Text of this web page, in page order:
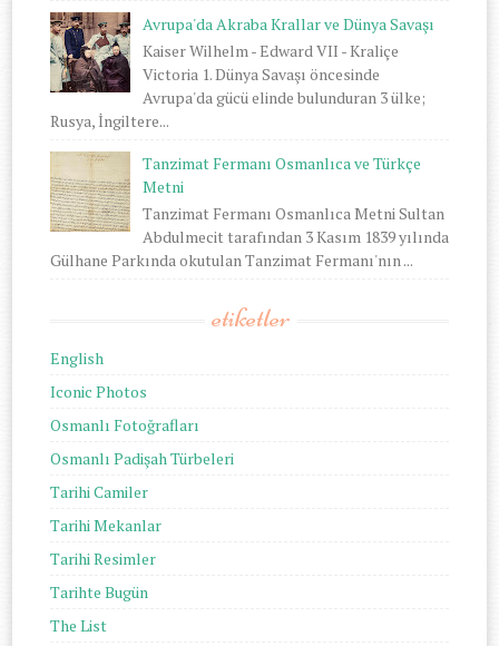
Avrupa'da Akraba Krallar ve Dünya Savaşı
Kaiser Wilhelm - Edward VII - Kraliçe
Victoria 1. Dünya Savaşı öncesinde
Avrupa'da gücü elinde bulunduran 3 ülke;
Rusya, İngiltere...
Tanzimat Fermanı Osmanlıca ve Türkçe
Metni
Tanzimat Fermanı Osmanlıca Metni Sultan
Abdulmecit tarafından 3 Kasım 1839 yılında
Gülhane Parkında okutulan Tanzimat Fermanı'nın ...
etiketler
English
Iconic Photos
Osmanlı Fotoğrafları
Osmanlı Padişah Türbeleri
Tarihi Camiler
Tarihi Mekanlar
Tarihi Resimler
Tarihte Bugün
The List